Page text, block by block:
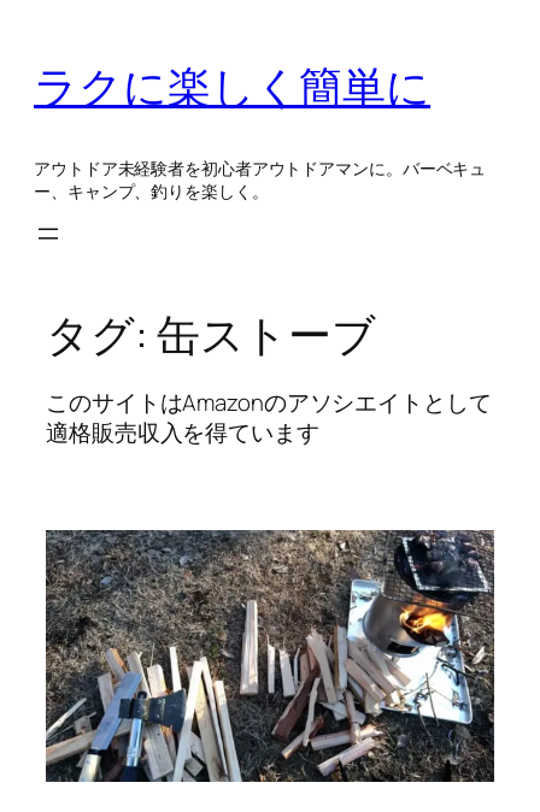
ラクに楽しく簡単に
アウトドア未経験者を初心者アウトドアマンに。バーベキュ
ー、キャンプ、釣りを楽しく。
タグ: 缶ストーブ
このサイトはAmazonのアソシエイトとして
適格販売収入を得ています